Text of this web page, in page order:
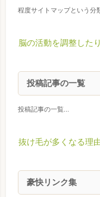
程度サイトマップという分
脳の活動を調整した
投稿記事の一覧
投稿記事の一覧...
抜け毛が多くなる理
豪快リンク集